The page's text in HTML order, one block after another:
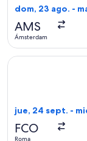
dom, 23 ago. -
AMS
Ámsterdam
jue, 24 sept. -
FCO
Roma
Seleccionar